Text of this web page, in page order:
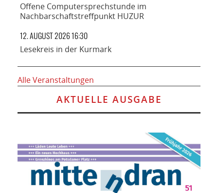
Offene Computersprechstunde im
Nachbarschaftstreffpunkt HUZUR
12. AUGUST 2026 16:30
Lesekreis in der Kurmark
Alle Veranstaltungen
AKTUELLE AUSGABE